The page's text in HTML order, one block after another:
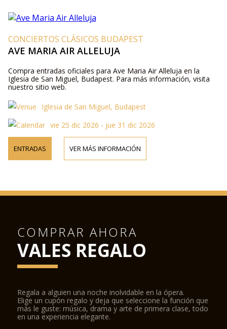
CONCIERTOS CLÁSICOS BUDAPEST
AVE MARIA AIR ALLELUJA
Compra entradas oficiales para Ave Maria Air Alleluja en la
Iglesia de San Miguel, Budapest. Para más información, visita
nuestro sitio web.
Iglesia de San Miguel, Budapest
vie 25 dic 2026 - jue 31 dic 2026
ENTRADAS VER MÁS INFORMACIÓN
COMPRAR AHORA
VALES REGALO
Regala a alguien una noche inolvidable en la ópera.
Elige un cupón regalo y deja que seleccione la función que
más le guste: música, drama y arte de primera clase, todo
en una experiencia elegante.